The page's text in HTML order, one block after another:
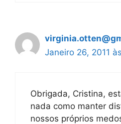
Janeiro 26, 2011
Obrigada, Cristina,
nada como manter
nossos próprios